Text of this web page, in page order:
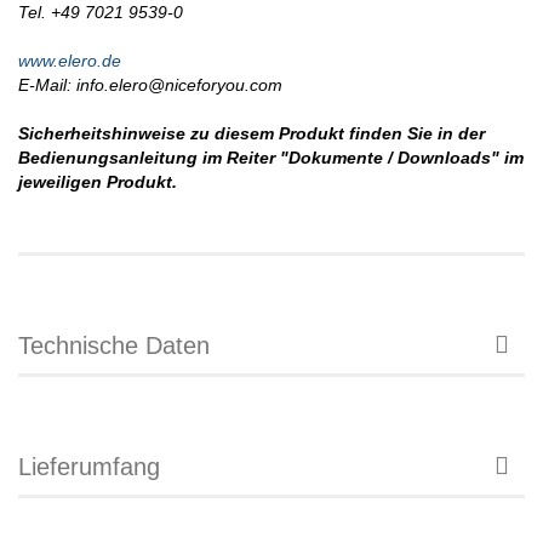
Tel. +49 7021 9539-0
www.elero.de
E-Mail: info.elero@niceforyou.com
Sicherheitshinweise zu diesem Produkt finden Sie in der
Bedienungsanleitung im Reiter "Dokumente / Downloads" im
jeweiligen Produkt.
Technische Daten
Lieferumfang